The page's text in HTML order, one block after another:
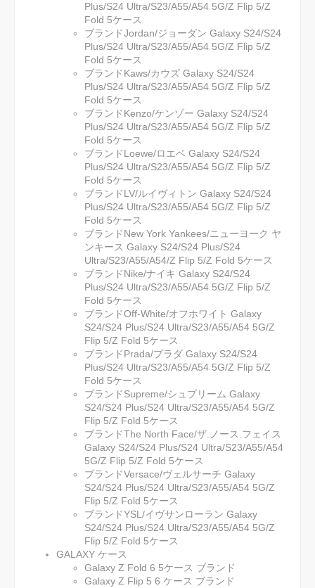
Plus/S24 Ultra/S23/A55/A54 5G/Z Flip 5/Z
Fold 5ケース
ブランドJordan/ジョーダン Galaxy S24/S24
Plus/S24 Ultra/S23/A55/A54 5G/Z Flip 5/Z
Fold 5ケース
ブランドKaws/カウズ Galaxy S24/S24
Plus/S24 Ultra/S23/A55/A54 5G/Z Flip 5/Z
Fold 5ケース
ブランドKenzo/ケンゾー Galaxy S24/S24
Plus/S24 Ultra/S23/A55/A54 5G/Z Flip 5/Z
Fold 5ケース
ブランドLoewe/ロエベ Galaxy S24/S24
Plus/S24 Ultra/S23/A55/A54 5G/Z Flip 5/Z
Fold 5ケース
ブランドLV/ルイヴィトン Galaxy S24/S24
Plus/S24 Ultra/S23/A55/A54 5G/Z Flip 5/Z
Fold 5ケース
ブランドNew York Yankees/ニューヨーク ヤ
ンキース Galaxy S24/S24 Plus/S24
Ultra/S23/A55/A54/Z Flip 5/Z Fold 5ケース
ブランドNike/ナイキ Galaxy S24/S24
Plus/S24 Ultra/S23/A55/A54 5G/Z Flip 5/Z
Fold 5ケース
ブランドOff-White/オフホワイト Galaxy
S24/S24 Plus/S24 Ultra/S23/A55/A54 5G/Z
Flip 5/Z Fold 5ケース
ブランドPrada/プラダ Galaxy S24/S24
Plus/S24 Ultra/S23/A55/A54 5G/Z Flip 5/Z
Fold 5ケース
ブランドSupreme/シュプリーム Galaxy
S24/S24 Plus/S24 Ultra/S23/A55/A54 5G/Z
Flip 5/Z Fold 5ケース
ブランドThe North Face/ザ.ノース.フェイス
Galaxy S24/S24 Plus/S24 Ultra/S23/A55/A54
5G/Z Flip 5/Z Fold 5ケース
ブランドVersace/ヴェルサーチ Galaxy
S24/S24 Plus/S24 Ultra/S23/A55/A54 5G/Z
Flip 5/Z Fold 5ケース
ブランドYSL/イヴサンローラン Galaxy
S24/S24 Plus/S24 Ultra/S23/A55/A54 5G/Z
Flip 5/Z Fold 5ケース
GALAXY ケース
Galaxy Z Fold 6 5ケース ブランド
Galaxy Z Flip 5 6 ケース ブランド